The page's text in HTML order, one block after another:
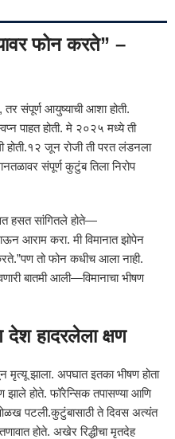
फोन करते” –
तर संपूर्ण आयुष्याची आशा होती.
पाहत होती. मे २०२५ मध्ये ती
होती.१२ जून रोजी ती परत लंडनला
संपूर्ण कुटुंब तिला निरोप
हसत सांगितले होते—
आराम करा. मी विमानात झोपेन
तो फोन कधीच आला नाही.
बातमी आली—विमानाचा भीषण
देश हादरलेला क्षण
मृत्यू झाला. अपघात इतका भीषण होता
होते. फॉरेन्सिक तपासण्या आणि
ओळख पटली.कुटुंबासाठी ते दिवस अत्यंत
होते. अखेर रिद्धीचा मृतदेह